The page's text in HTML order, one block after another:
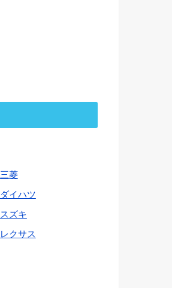
三菱
ダイハツ
スズキ
レクサス